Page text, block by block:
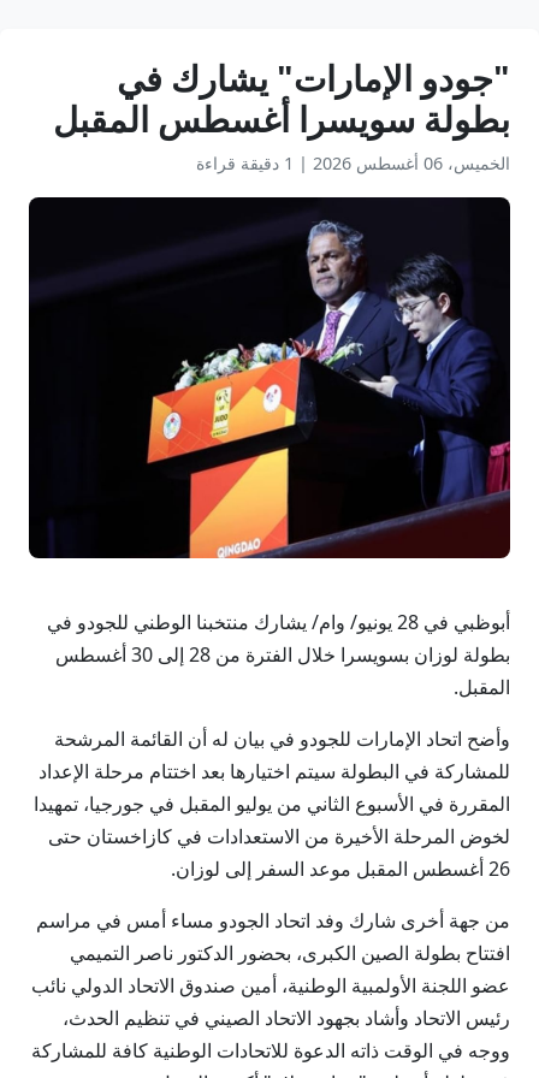
"جودو الإمارات" يشارك في
بطولة سويسرا أغسطس المقبل
الخميس، 06 أغسطس 2026 | 1 دقيقة قراءة
أبوظبي في 28 يونيو/ وام/ يشارك منتخبنا الوطني للجودو في
بطولة لوزان بسويسرا خلال الفترة من 28 إلى 30 أغسطس
المقبل.
وأضح اتحاد الإمارات للجودو في بيان له أن القائمة المرشحة
للمشاركة في البطولة سيتم اختيارها بعد اختتام مرحلة الإعداد
المقررة في الأسبوع الثاني من يوليو المقبل في جورجيا، تمهيدا
لخوض المرحلة الأخيرة من الاستعدادات في كازاخستان حتى
26 أغسطس المقبل موعد السفر إلى لوزان.
من جهة أخرى شارك وفد اتحاد الجودو مساء أمس في مراسم
افتتاح بطولة الصين الكبرى، بحضور الدكتور ناصر التميمي
عضو اللجنة الأولمبية الوطنية، أمين صندوق الاتحاد الدولي نائب
رئيس الاتحاد وأشاد بجهود الاتحاد الصيني في تنظيم الحدث،
ووجه في الوقت ذاته الدعوة للاتحادات الوطنية كافة للمشاركة